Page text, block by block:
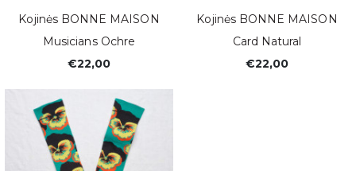
Kojinės BONNE MAISON
Musicians Ochre
€22,00
Kojinės BONNE MAISON
Card Natural
€22,00